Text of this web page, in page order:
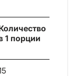
1 порции